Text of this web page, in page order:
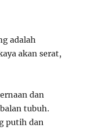
adalah
akan serat,
dan
tubuh.
putih dan